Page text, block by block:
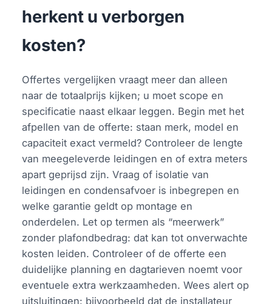
herkent u verborgen
kosten?
Offertes vergelijken vraagt meer dan alleen
naar de totaalprijs kijken; u moet scope en
specificatie naast elkaar leggen. Begin met het
afpellen van de offerte: staan merk, model en
capaciteit exact vermeld? Controleer de lengte
van meegeleverde leidingen en of extra meters
apart geprijsd zijn. Vraag of isolatie van
leidingen en condensafvoer is inbegrepen en
welke garantie geldt op montage en
onderdelen. Let op termen als “meerwerk”
zonder plafondbedrag: dat kan tot onverwachte
kosten leiden. Controleer of de offerte een
duidelijke planning en dagtarieven noemt voor
eventuele extra werkzaamheden. Wees alert op
uitsluitingen: bijvoorbeeld dat de installateur